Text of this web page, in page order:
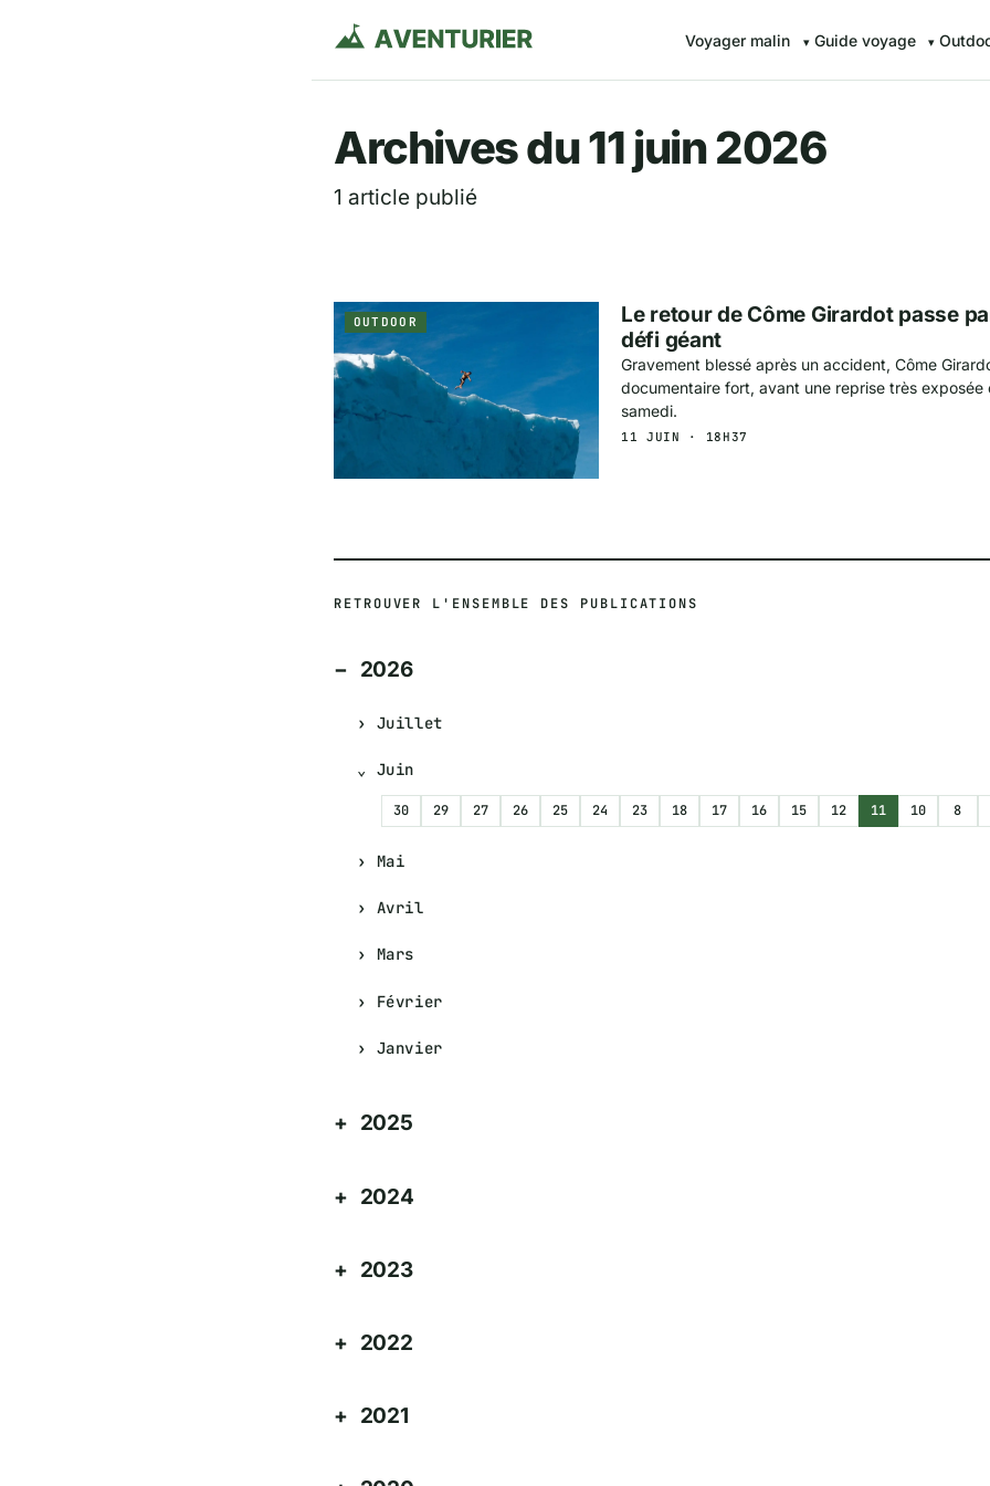
Aventurier.fr — Voyager malin avec
Voyager malin Guide voyage
Archives du 11 juin 2026
1 article publié
OUTDOOR
Le retour de Côme Girardot passe
défi géant
Gravement blessé après un accident, Côme
documentaire fort, avant une reprise très exposée
samedi.
11 JUIN · 18H37
RETROUVER L'ENSEMBLE DES PUBLICATIONS
2026
Juillet
Juin
30 29 27 26 25 24 23 18 17 16 15 12 11 10 8
Mai
Avril
Mars
Février
Janvier
2025
2024
2023
2022
2021